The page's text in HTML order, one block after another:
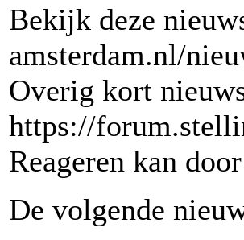
Bekijk deze
amsterdam.nl/
Overig kort
https://
Reageren kan
De volgende